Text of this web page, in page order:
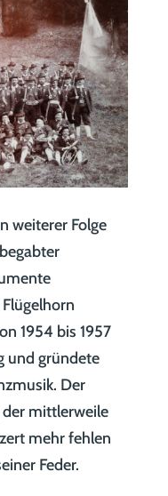
weiterer Folge
1954 bis 1957
und gründete
Der
der mittlerweile
mehr fehlen
Feder.